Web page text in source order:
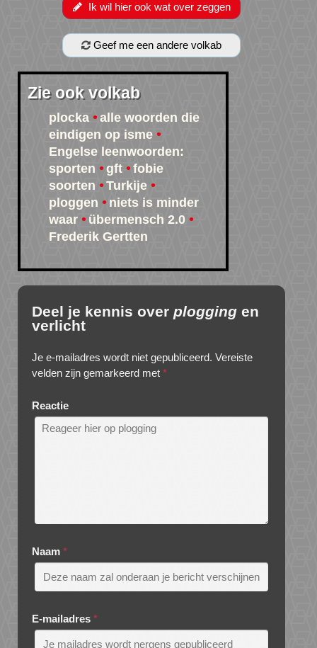
Ik wil hier ook wat over zeggen
Geef me een andere volkab
Zie ook volkab
plocka
alle woorden die
eindigen op isme
Engelse leenwoorden:
sporten
gft
fobie
soorten
Turkije
ploggen
niets is minder
waar
übermensch 2.0
Frederik Gertten
Deel je kennis over plogging en
verlicht
Je e-mailadres wordt niet gepubliceerd. Vereiste
velden zijn gemarkeerd met *
Reactie
Naam *
E-mailadres *